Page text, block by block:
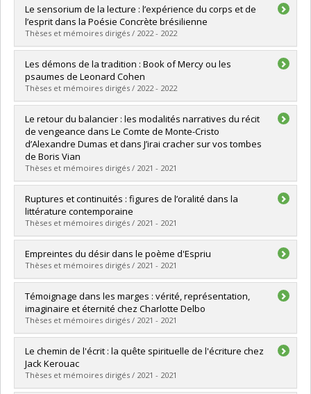
Diplômé(e) :Labelle, Sarah
Cycle :Maîtrise
Diplôme obtenu :M.A.
Lien vers le document dans Papyrus
Le sensorium de la lecture : l’expérience du corps et de
l’esprit dans la Poésie Concrète brésilienne
Thèses et mémoires dirigés / 2022 - 2022
Diplômé(e) :Mate, Gissela
Cycle :Doctorat
Diplôme obtenu :Ph. D.
Lien vers le document dans Papyrus
Les démons de la tradition : Book of Mercy ou les
psaumes de Leonard Cohen
Thèses et mémoires dirigés / 2022 - 2022
Diplômé(e) :Satre, Hugo
Cycle :Maîtrise
Diplôme obtenu :M.A.
Lien vers le document dans Papyrus
Le retour du balancier : les modalités narratives du récit
de vengeance dans Le Comte de Monte-Cristo
d’Alexandre Dumas et dans J’irai cracher sur vos tombes
de Boris Vian
Thèses et mémoires dirigés / 2021 - 2021
Diplômé(e) :Marto, Joaquín Jesús
Cycle :Maîtrise
Diplôme obtenu :M.A.
Lien vers le document dans Papyrus
Ruptures et continuités : figures de l’oralité dans la
littérature contemporaine
Thèses et mémoires dirigés / 2021 - 2021
Diplômé(e) :Curtaud, Mathilde O.
Cycle : Maîtrise
Diplôme obtenu :M.A.
Lien vers le document dans Papyrus
Empreintes du désir dans le poème d'Espriu
Thèses et mémoires dirigés / 2021 - 2021
Diplômé(e) :Gagné Zouvi, Colin
Cycle :Maîtrise
Diplôme obtenu :M.A.
Lien vers le document dans Papyrus
Témoignage dans les marges : vérité, représentation,
imaginaire et éternité chez Charlotte Delbo
Thèses et mémoires dirigés / 2021 - 2021
Diplômé(e) : Brosseau, Christine
Cycle :Maîtrise
Diplôme obtenu :M.A.
Lien vers le document dans Papyrus
Le chemin de l'écrit : la quête spirituelle de l'écriture chez
Jack Kerouac
Thèses et mémoires dirigés / 2021 - 2021